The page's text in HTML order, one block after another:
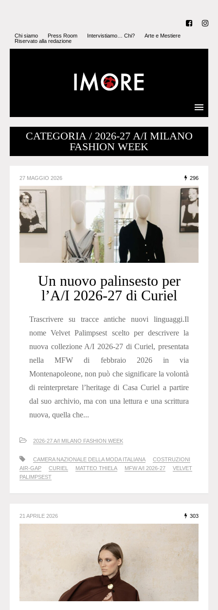
Chi siamo Press Room Intervistiamo… Chi?
Arte e Mestiere
Riservato alla redazione
CATEGORIA / 2026-27 A/I MILANO
FASHION WEEK
27 MAGGIO 2026 296
Un nuovo palinsesto per
l’A/I 2026-27 di Curiel
Trascrivere su tracce antiche nuovi linguaggi.Il
nome Velvet Palimpsest scelto per descrivere la
nuova collezione A/I 2026-27 di Curiel, presentata
nella MFW di febbraio 2026 in via
Montenapoleone, non può che significare la volontà
di reinterpretare l’heritage di Casa Curiel a partire
dal suo archivio, ma con una lettura e una scrittura
nuova, quella che...
2026-27 A/I MILANO FASHION WEEK
CAMERA NAZIONALE DELLA MODA ITALIANA
COSTRUZIONI
AIR-GAP
CURIEL MATTEO THIELA MFW A/I 2026-27
VELVET
PALIMPSEST
21 APRILE 2026 303